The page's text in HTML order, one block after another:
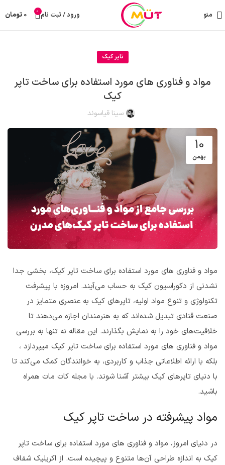
منو ورود / ثبت نام 0
0 تومان
تاپر کیک
مواد و فناوری های مورد استفاده برای ساخت تاپر
کیک
سینا قیاسوند
10
بهمن
مواد و فناوری های مورد استفاده برای ساخت تاپر کیک، بخشی جدا
نشدنی از دکوراسیون کیک به حساب می‌آیند. امروزه با پیشرفت
تکنولوژی و تنوع مواد اولیه، تاپرهای کیک به عنصری متمایز در
صنعت قنادی تبدیل شده‌اند که به هنرمندان اجازه می‌دهند تا
خلاقیت‌های خود را به نمایش بگذارند. این مقاله نه تنها به بررسی
مواد و فناوری‌ های مورد استفاده برای ساخت تاپر کیک میپردازد ،
بلکه با ارائه اطلاعاتی جذاب و کاربردی، به خوانندگان کمک می‌کند تا
با دنیای تاپرهای کیک بیشتر آشنا شوند. با مجله کات مات همراه
باشید.
مواد پیشرفته در ساخت تاپر کیک
در دنیای امروز، مواد و فناوری های مورد استفاده برای ساخت تاپر
کیک به اندازه طراحی آن‌ها متنوع و پیچیده است. از اکریلیک شفاف